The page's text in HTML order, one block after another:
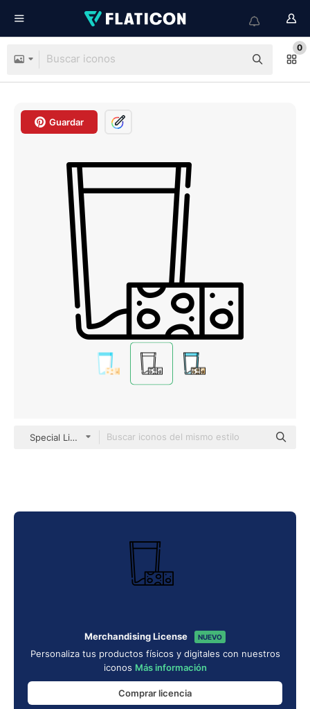
0
Guardar
Special Lineal
Merchandising License NUEVO
Personaliza tus productos físicos y digitales con nuestros
iconos Más información
Comprar licencia